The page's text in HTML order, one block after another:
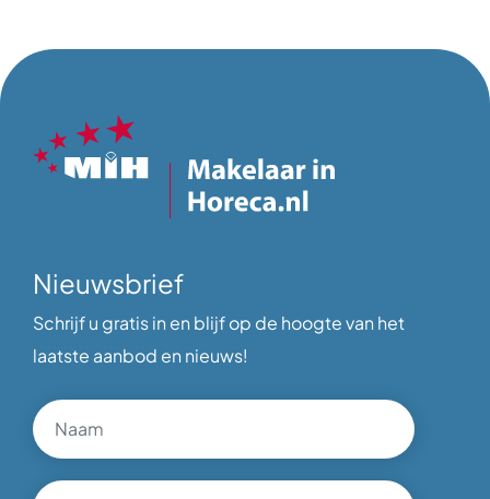
Nieuwsbrief
Schrijf u gratis in en blijf op de hoogte van het
laatste aanbod en nieuws!